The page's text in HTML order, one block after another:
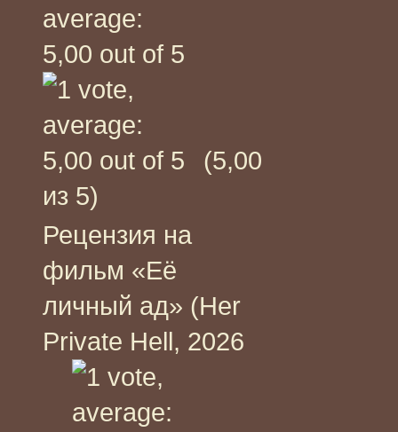
(5,00
из 5)
Рецензия на
фильм «Её
личный ад» (Her
Private Hell, 2026